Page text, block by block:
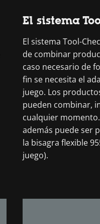
El sistema
El sistema Tool-
de combinar
caso necesario de
fin se necesita el
juego. Los
pueden combinar,
cualquier
además puede ser
la bisagra flexible
juego).